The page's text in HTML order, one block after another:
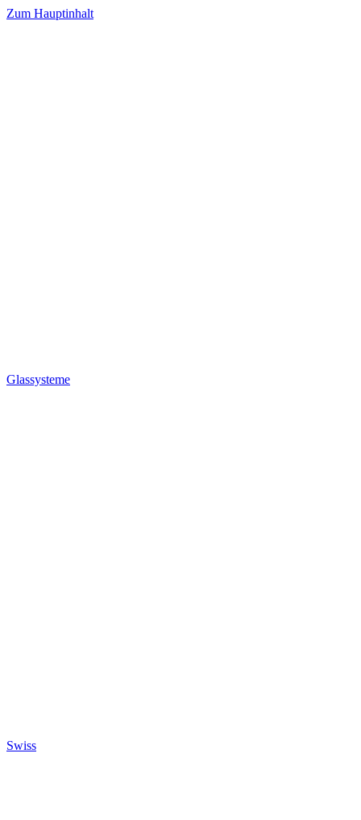
Zum Hauptinhalt
Glassysteme
Swiss